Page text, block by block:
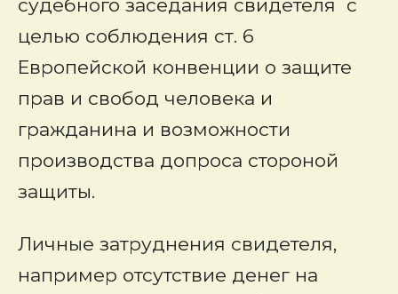
судебного заседания свидетеля с
целью соблюдения ст. 6
Европейской конвенции о защите
прав и свобод человека и
гражданина и возможности
производства допроса стороной
защиты.
Личные затруднения свидетеля,
например отсутствие денег на